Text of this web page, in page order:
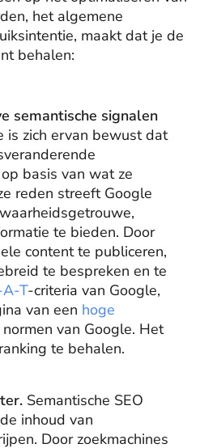
het algemene
maakt dat je de
behalen:
semantische signalen
is zich ervan bewust dat
basis van wat ze
reden streeft Google
te bieden. Door
content te publiceren,
te bespreken en te
T-criteria van Google,
van een hoge
van Google. Het
te behalen.
Semantische SEO
inhoud van
Door zoekmachines